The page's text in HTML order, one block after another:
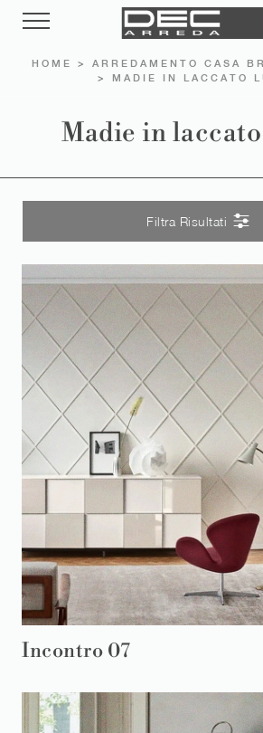
HOME > ARREDAMENTO CASA
> MADIE IN LACCATO
Madie in
Filtra Risultati
Incontro 07